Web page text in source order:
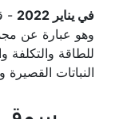
في يناير 2022
وهو عبارة عن
للطاقة
النباتات